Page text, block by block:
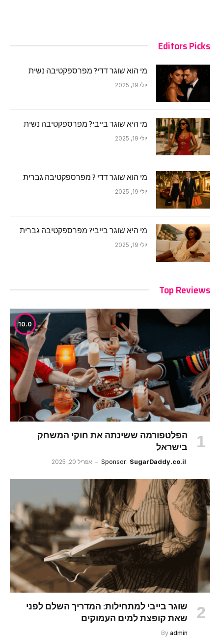
Editors Picks
מי הוא שוגר דדי? מפרספקטיבה נשית
יולי 19, 2025
מי היא שוגר בייבי? מפרספקטיבה נשית
יולי 19, 2025
מי הוא שוגר דדי ? מפרספקטיבה גברית
יולי 19, 2025
מי היא שוגר בייבי? מפרספקטיבה גברית
יולי 19, 2025
Top Reviews
10.0
הפלטפורמה ששינתה את חוקי המשחק
בישראל
Sponsor: SugarDaddy.co.il אפריל 20, 2025
שוגר בייבי למתחילות: המדריך השלם לפני
שאת קופצת למים העמוקים
By admin